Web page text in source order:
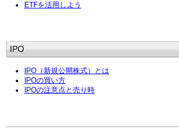
ETFを活用しよう
IPO
IPO（新規公開株式）とは
IPOの買い方
IPOの注意点と売り時